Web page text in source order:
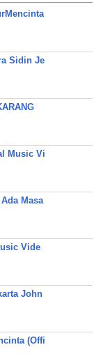
Sidin Je
Music Vi
Masa
Vide
John
(Offi